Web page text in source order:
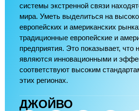
системы экстренной связи
мира. Уметь выделиться на
европейских и американских
традиционные европейские и
предприятия. Это показывает, что
являются инновационными и
соответствуют высоким
этих регионах.
ДЖОЙВО